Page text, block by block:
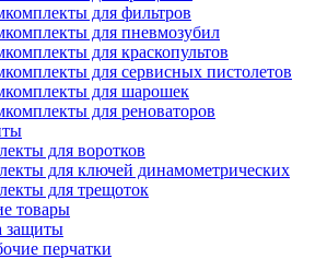
для фильтров
для пневмозубил
для краскопультов
для сервисных пистолетов
для шарошек
для реноваторов
для воротков
для ключей динамометрических
для трещоток
товары
защиты
перчатки